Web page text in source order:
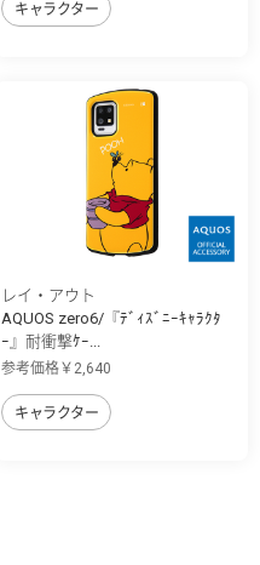
キャラクター
レイ・アウト
AQUOS zero6/『ﾃﾞｨｽﾞﾆｰｷｬﾗｸﾀ
ｰ』耐衝撃ｹｰ...
参考価格￥2,640
キャラクター